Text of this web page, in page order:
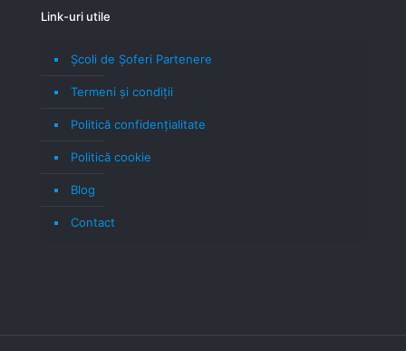
Link-uri utile
Școli de Șoferi Partenere
Termeni şi condiţii
Politică confidenţialitate
Politică cookie
Blog
Contact